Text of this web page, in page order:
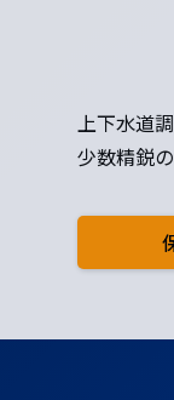
上下水道
少数精鋭